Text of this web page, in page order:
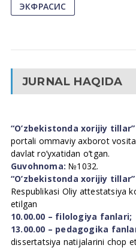
ЭКФРАСИС
JURNAL HAQIDA
“O’zbekistonda xorijiy tillar”
portali ommaviy axborot
davlat ro’yxatidan o’tgan.
Guvohnoma: №1032.
“O’zbekistonda xorijiy tillar”
Respublikasi Oliy attestatsiya
etilgan
10.00.00 – filologiya fanlari;
13.00.00 – pedagogika
dissertatsiya natijalarini chop